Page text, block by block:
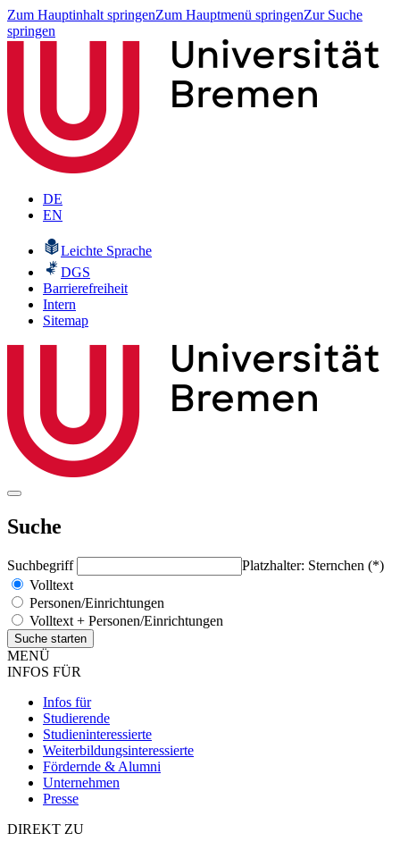
Zum Hauptinhalt springenZum Hauptmenü springenZur Suche
springen
DE
EN
Leichte Sprache
DGS
Barrierefreiheit
Intern
Sitemap
Suche
Suchbegriff
Platzhalter: Sternchen (*)
Volltext
Personen/Einrichtungen
Volltext + Personen/Einrichtungen
MENÜ
INFOS FÜR
Infos für
Studierende
Studieninteressierte
Weiterbildungsinteressierte
Fördernde & Alumni
Unternehmen
Presse
DIREKT ZU